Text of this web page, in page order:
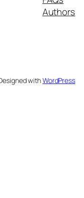
Authors
withWordPress